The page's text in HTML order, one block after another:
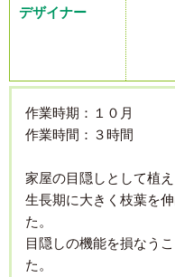
デザイナー
作業時期：１０月
作業時間：３時間
家屋の目隠しとして植
生長期に大きく枝葉を
た。
目隠しの機能を損なう
た。